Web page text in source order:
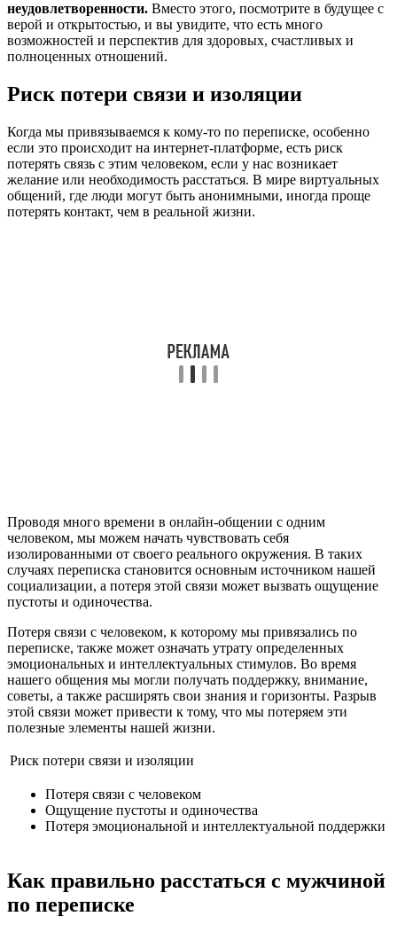
неудовлетворенности. Вместо этого, посмотрите в будущее с
верой и открытостью, и вы увидите, что есть много
возможностей и перспектив для здоровых, счастливых и
полноценных отношений.
Риск потери связи и изоляции
Когда мы привязываемся к кому-то по переписке, особенно
если это происходит на интернет-платформе, есть риск
потерять связь с этим человеком, если у нас возникает
желание или необходимость расстаться. В мире виртуальных
общений, где люди могут быть анонимными, иногда проще
потерять контакт, чем в реальной жизни.
Проводя много времени в онлайн-общении с одним
человеком, мы можем начать чувствовать себя
изолированными от своего реального окружения. В таких
случаях переписка становится основным источником нашей
социализации, а потеря этой связи может вызвать ощущение
пустоты и одиночества.
Потеря связи с человеком, к которому мы привязались по
переписке, также может означать утрату определенных
эмоциональных и интеллектуальных стимулов. Во время
нашего общения мы могли получать поддержку, внимание,
советы, а также расширять свои знания и горизонты. Разрыв
этой связи может привести к тому, что мы потеряем эти
полезные элементы нашей жизни.
Риск потери связи и изоляции
Потеря связи с человеком
Ощущение пустоты и одиночества
Потеря эмоциональной и интеллектуальной поддержки
Как правильно расстаться с мужчиной
по переписке